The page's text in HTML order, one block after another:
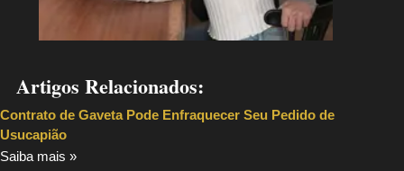
Artigos Relacionados:
Contrato de Gaveta Pode Enfraquecer Seu Pedido de
Usucapião
Saiba mais »